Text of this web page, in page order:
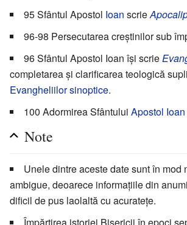
95 Sfântul Apostol Ioan scrie
96-98 Persecutarea creştinilor sub
96 Sfântul Apostol Ioan își scrie
completarea și clarificarea teologică
Evangheliilor sinoptice.
100 Adormirea Sfântului Apostol Ioan
Note
Unele dintre aceste date sunt în mod
ambigue, deoarece informaţiile din
dificil de pus laolaltă cu acurateţe.
Împărţirea istoriei Bisericii în epoci